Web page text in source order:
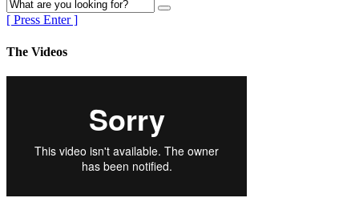
[ Press Enter ]
The Videos